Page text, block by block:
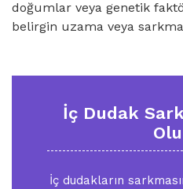
doğumlar veya genetik
belirgin uzama veya
İç Dudak
İç dudakların